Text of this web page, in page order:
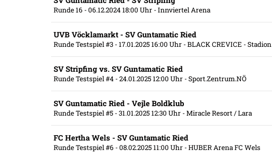
Runde 16 - 06.12.2024 18:00 Uhr - Innviertel Arena
UVB Vöcklamarkt - SV Guntamatic Ried
Runde Testspiel #3 - 17.01.2025 16:00 Uhr - BLACK CREVICE - Stadion
SV Stripfing vs. SV Guntamatic Ried
Runde Testspiel #4 - 24.01.2025 12:00 Uhr - Sport.Zentrum.NÖ
SV Guntamatic Ried - Vejle Boldklub
Runde Testspiel #5 - 31.01.2025 12:30 Uhr - Miracle Resort / Lara
FC Hertha Wels - SV Guntamatic Ried
Runde Testspiel #6 - 08.02.2025 11:00 Uhr - HUBER Arena FC Wels